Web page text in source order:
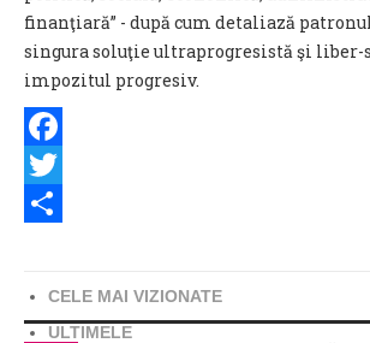
finanţiară” - după cum detaliază
singura soluţie ultraprogresistă şi liber-
impozitul progresiv.
Facebook
Twitter
CELE MAI VIZIONATE
ULTIMELE